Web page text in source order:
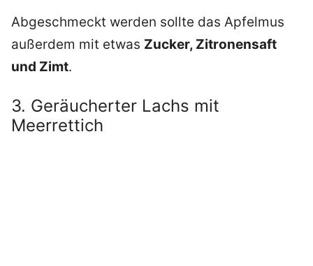
Abgeschmeckt werden sollte das Apfelmus
außerdem mit etwas Zucker, Zitronensaft
und Zimt.
3. Geräucherter Lachs mit
Meerrettich